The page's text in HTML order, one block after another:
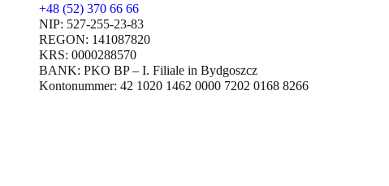
+48 (52) 370 66 66
NIP: 527-255-23-83
REGON: 141087820
KRS: 0000288570
BANK: PKO BP – I. Filiale in Bydgoszcz
Kontonummer: 42 1020 1462 0000 7202 0168 8266